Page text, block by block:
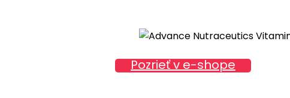
Pozrieť v e-shope